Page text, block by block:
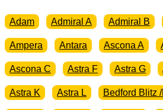
Menge
Adam Admiral A Admiral B
Ampera Antara Ascona A
Ascona C Astra F Astra G
Astra K Astra L Bedford Blitz